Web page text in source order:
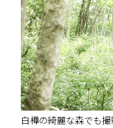
白樺の綺麗な森でも